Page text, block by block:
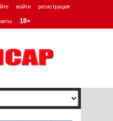
войти регистрация
18+